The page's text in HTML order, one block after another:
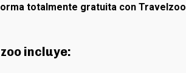
totalmente gratuita con Travelzoo
incluye: